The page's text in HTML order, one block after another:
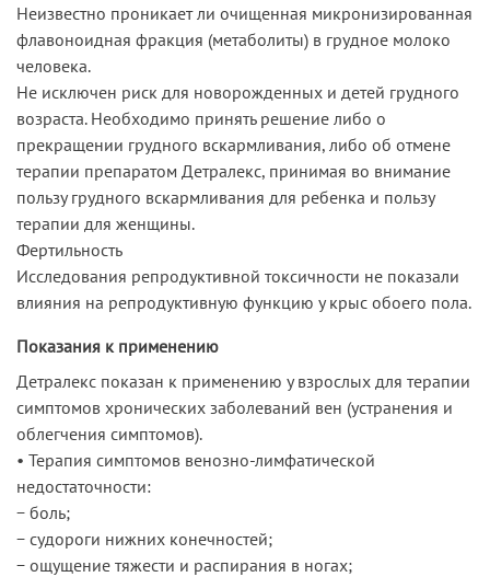
Неизвестно проникает ли очищенная микронизированная
флавоноидная фракция (метаболиты) в грудное молоко
человека.
Не исключен риск для новорожденных и детей грудного
возраста. Необходимо принять решение либо о
прекращении грудного вскармливания, либо об отмене
терапии препаратом Детралекс, принимая во внимание
пользу грудного вскармливания для ребенка и пользу
терапии для женщины.
Фертильность
Исследования репродуктивной токсичности не показали
влияния на репродуктивную функцию у крыс обоего пола.
Показания к применению
Детралекс показан к применению у взрослых для терапии
симптомов хронических заболеваний вен (устранения и
облегчения симптомов).
• Терапия симптомов венозно-лимфатической
недостаточности:
− боль;
− судороги нижних конечностей;
− ощущение тяжести и распирания в ногах;